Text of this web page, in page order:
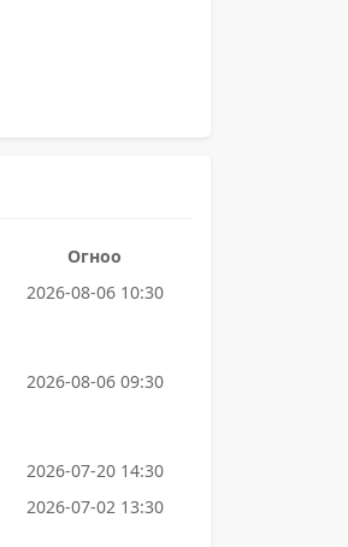
Огноо
2026-08-06 10:30
2026-08-06 09:30
2026-07-20 14:30
2026-07-02 13:30